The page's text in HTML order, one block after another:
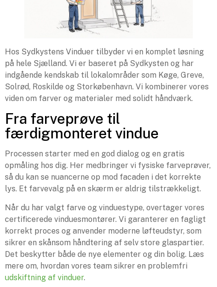
Hos Sydkystens Vinduer tilbyder vi en komplet løsning
på hele Sjælland. Vi er baseret på Sydkysten og har
indgående kendskab til lokalområder som Køge, Greve,
Solrød, Roskilde og Storkøbenhavn. Vi kombinerer vores
viden om farver og materialer med solidt håndværk.
Fra farveprøve til
færdigmonteret vindue
Processen starter med en god dialog og en gratis
opmåling hos dig. Her medbringer vi fysiske farveprøver,
så du kan se nuancerne op mod facaden i det korrekte
lys. Et farvevalg på en skærm er aldrig tilstrækkeligt.
Når du har valgt farve og vinduestype, overtager vores
certificerede vinduesmontører. Vi garanterer en fagligt
korrekt proces og anvender moderne løfteudstyr, som
sikrer en skånsom håndtering af selv store glaspartier.
Det beskytter både de nye elementer og din bolig. Læs
mere om, hvordan vores team sikrer en problemfri
udskiftning af vinduer.